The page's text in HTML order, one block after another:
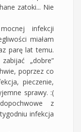
zatoki... Nie
infekcji
miałam
parę lat temu.
„dobre”
poprzez co
pieczenie,
sprawy. :(
z
infekcja